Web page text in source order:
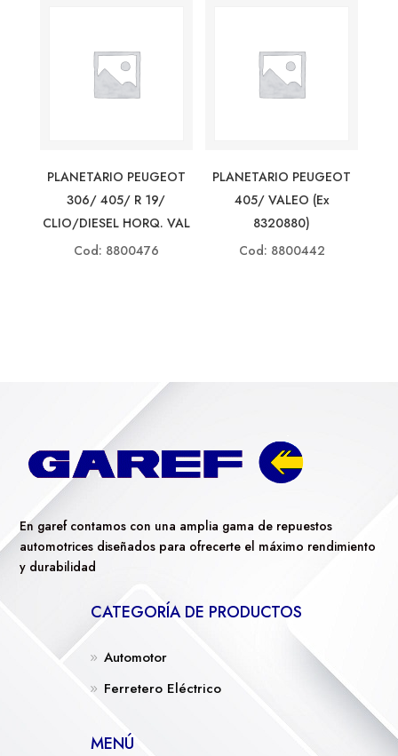
PLANETARIO PEUGEOT
306/ 405/ R 19/
CLIO/DIESEL HORQ. VAL
Cod: 8800476
PLANETARIO PEUGEOT
405/ VALEO (ex
8320880)
Cod: 8800442
En garef contamos con una amplia gama de repuestos
automotrices diseñados para ofrecerte el máximo rendimiento
y durabilidad
CATEGORÍA DE PRODUCTOS
Automotor
Ferretero Eléctrico
MENÚ